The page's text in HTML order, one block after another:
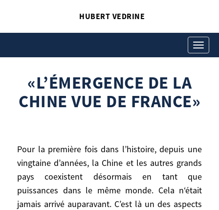
HUBERT VEDRINE
Toggle
«L’ÉMERGENCE DE LA
CHINE VUE DE FRANCE»
Pour la première fois dans l’histoire, depuis une
vingtaine d’années, la Chine et les autres grands
pays coexistent désormais en tant que
puissances dans le même monde. Cela n‘était
jamais arrivé auparavant. C’est là un des aspects
«L’ÉMERGENCE DE LA
«L’Émergence de la Chine vue de France»
Pour la première fois dans l’histoire,
depuis une vingtaine d’années, la Chine et